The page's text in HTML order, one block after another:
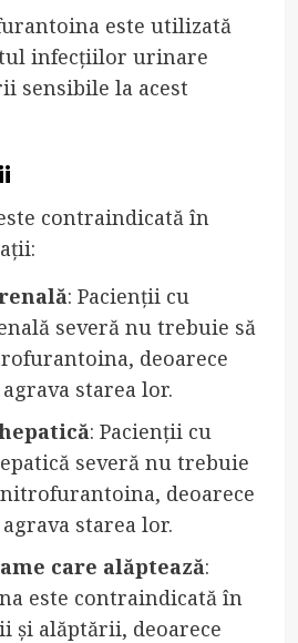
este utilizată
infecțiilor urinare
sensibile la acest
contraindicată în
: Pacienții cu
severă nu trebuie să
deoarece
starea lor.
: Pacienții cu
severă nu trebuie
deoarece
starea lor.
care alăptează:
este contraindicată în
și alăptării, deoarece